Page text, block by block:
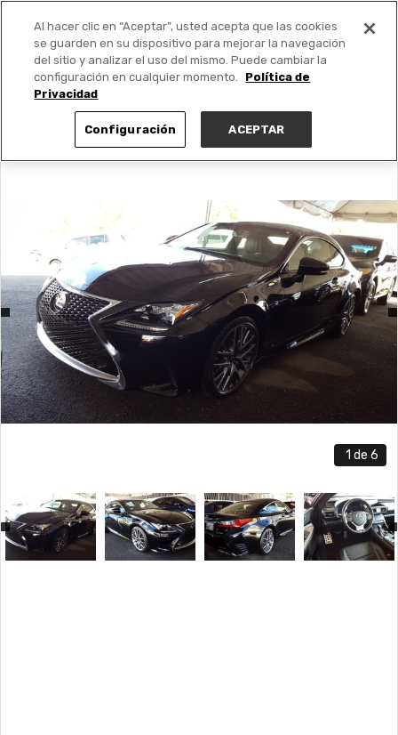
PUBLICA GRATIS +
1 de 6
Al hacer clic en “Aceptar”, usted acepta que las cookies
se guarden en su dispositivo para mejorar la navegación
del sitio y analizar el uso del mismo. Puede cambiar la
configuración en cualquier momento.
Política de
Privacidad
Configuración ACEPTAR